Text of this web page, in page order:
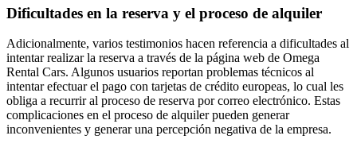
Dificultades en la reserva y el proceso de alquiler
Adicionalmente, varios testimonios hacen referencia a dificultades al
intentar realizar la reserva a través de la página web de Omega
Rental Cars. Algunos usuarios reportan problemas técnicos al
intentar efectuar el pago con tarjetas de crédito europeas, lo cual les
obliga a recurrir al proceso de reserva por correo electrónico. Estas
complicaciones en el proceso de alquiler pueden generar
inconvenientes y generar una percepción negativa de la empresa.